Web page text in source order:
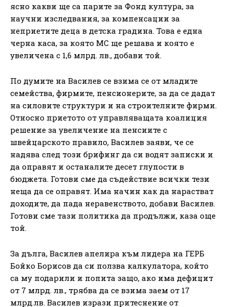
ясно какви ще са парите за Фонд култура, за
научни изследвания, за компенсации за
неприетите деца в детска градина. Това е една
черна каса, за която МС ще решава и която е
увеличена с 1,6 млрд. лв., добави той.
По думите на Василев се взима се от младите
семейства, фирмите, пенсионерите, за да се дадат
на силовите структури и на строителните фирми.
Относно приетото от управляващата коалиция
решение за увеличение на пенсиите с
швейцарското правило, Василев заяви, че се
надява след този брифинг да си водят записки и
да оправят и останалите десет глупости в
бюджета. Готови сме да съдействие всички тези
неща да се оправят. Има начин как да нарастват
доходите, да пада неравенството, добави Василев.
Готови сме тази политика да продължи, каза още
той.
За дълга, Василев апелира към лидера на ГЕРБ
Бойко Борисов да си ползва калкулатора, който
са му подарили и попита защо, ако има дефицит
от 7 млрд. лв., трябва да се взима заем от 17
млрд.лв. Василев изрази притеснение от